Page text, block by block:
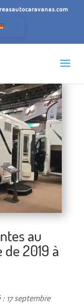
au
de 2019 à
17 septembre